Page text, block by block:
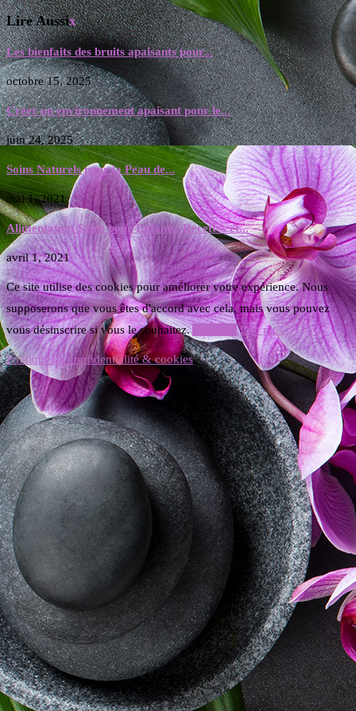
Lire Aussix
Les bienfaits des bruits apaisants pour...
octobre 15, 2025
Créer un environnement apaisant pour le...
juin 24, 2025
Soins Naturels pour la Peau de...
mai 1, 2021
Alimentation Saine pour Enfants: Recettes et...
avril 1, 2021
Ce site utilise des cookies pour améliorer votre expérience. Nous
supposerons que vous êtes d'accord avec cela, mais vous pouvez
vous désinscrire si vous le souhaitez.
Lire plus
Politique de confidentialité & cookies